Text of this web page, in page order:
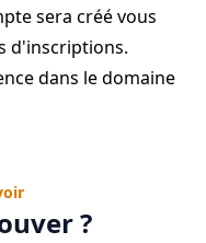
sera créé vous
d'inscriptions.
dans le domaine
?